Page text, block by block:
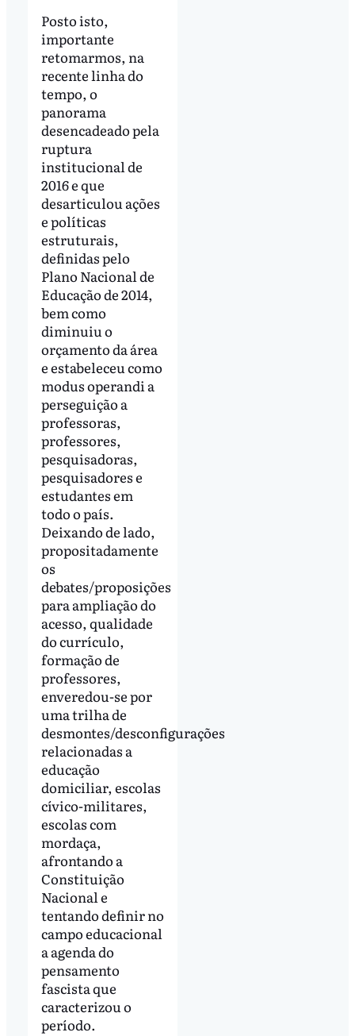
Posto isto,
importante
retomarmos, na
recente linha do
tempo, o
panorama
desencadeado pela
ruptura
institucional de
2016 e que
desarticulou ações
e políticas
estruturais,
definidas pelo
Plano Nacional de
Educação de 2014,
bem como
diminuiu o
orçamento da área
e estabeleceu como
modus operandi a
perseguição a
professoras,
professores,
pesquisadoras,
pesquisadores e
estudantes em
todo o país.
Deixando de lado,
propositadamente
os
debates/proposições
para ampliação do
acesso, qualidade
do currículo,
formação de
professores,
enveredou-se por
uma trilha de
desmontes/desconfigurações
relacionadas a
educação
domiciliar, escolas
cívico-militares,
escolas com
mordaça,
afrontando a
Constituição
Nacional e
tentando definir no
campo educacional
a agenda do
pensamento
fascista que
caracterizou o
período.